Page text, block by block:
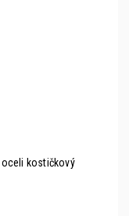
kostičkový